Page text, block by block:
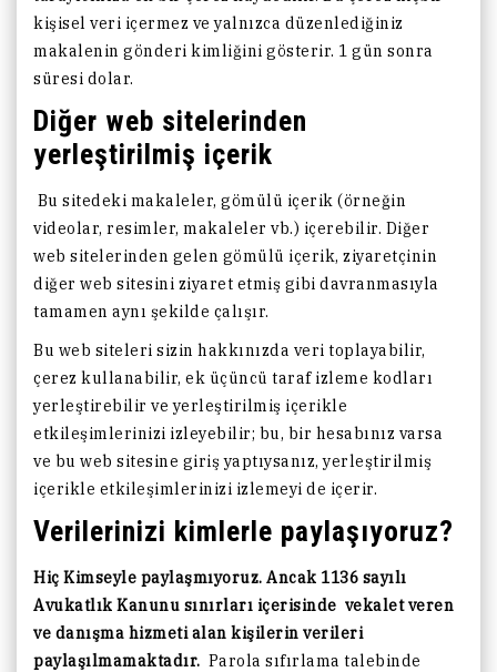
kişisel veri içermez ve yalnızca düzenlediğiniz
makalenin gönderi kimliğini gösterir. 1 gün sonra
süresi dolar.
Diğer web sitelerinden
yerleştirilmiş içerik
Bu sitedeki makaleler, gömülü içerik (örneğin
videolar, resimler, makaleler vb.) içerebilir. Diğer
web sitelerinden gelen gömülü içerik, ziyaretçinin
diğer web sitesini ziyaret etmiş gibi davranmasıyla
tamamen aynı şekilde çalışır.
Bu web siteleri sizin hakkınızda veri toplayabilir,
çerez kullanabilir, ek üçüncü taraf izleme kodları
yerleştirebilir ve yerleştirilmiş içerikle
etkileşimlerinizi izleyebilir; bu, bir hesabınız varsa
ve bu web sitesine giriş yaptıysanız, yerleştirilmiş
içerikle etkileşimlerinizi izlemeyi de içerir.
Verilerinizi kimlerle paylaşıyoruz?
Hiç Kimseyle paylaşmıyoruz. Ancak 1136 sayılı
Avukatlık Kanunu sınırları içerisinde vekalet veren
ve danışma hizmeti alan kişilerin verileri
paylaşılmamaktadır. Parola sıfırlama talebinde